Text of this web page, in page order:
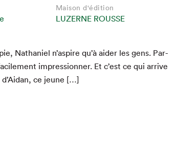
Que cherchez-vous?
Maison d'édition
LUZERNE ROUSSE
Nathaniel n’aspire qu’à aider les gens. Par­
impres­sion­ner. Et c’est ce qui arrive
ce jeune […]